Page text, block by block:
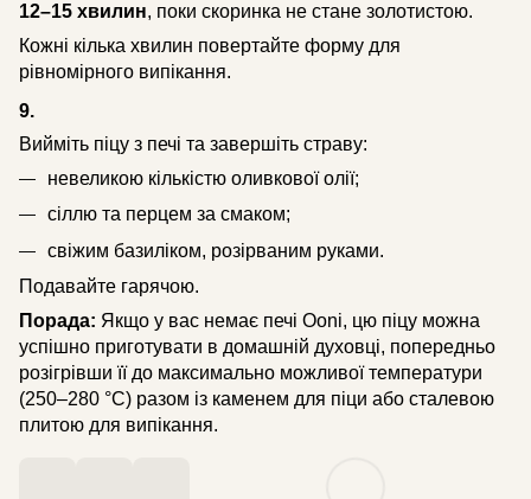
12–15 хвилин, поки скоринка не стане золотистою.
Кожні кілька хвилин повертайте форму для
рівномірного випікання.
9.
Вийміть піцу з печі та завершіть страву:
невеликою кількістю оливкової олії;
сіллю та перцем за смаком;
свіжим базиліком, розірваним руками.
Подавайте гарячою.
Порада: Якщо у вас немає печі Ooni, цю піцу можна
успішно приготувати в домашній духовці, попередньо
розігрівши її до максимально можливої температури
(250–280 °C) разом із каменем для піци або сталевою
плитою для випікання.